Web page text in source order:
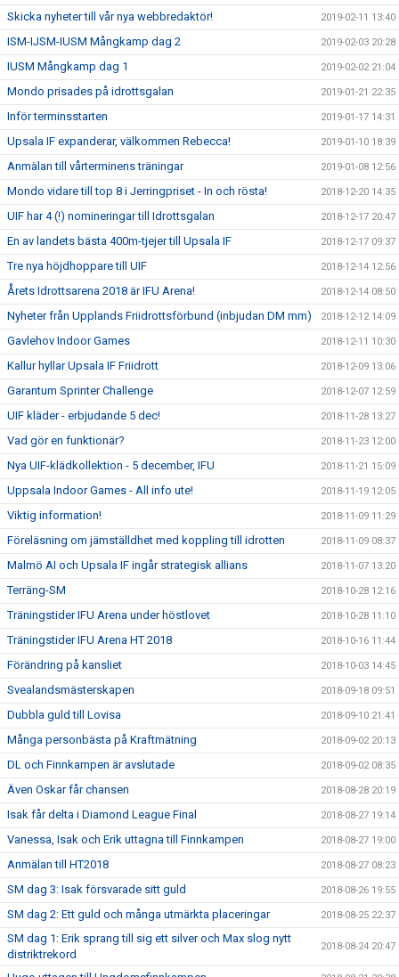
Skicka nyheter till vår nya webbredaktör! 2019-02-11 13:40
ISM-IJSM-IUSM Mångkamp dag 2 2019-02-03 20:28
IUSM Mångkamp dag 1 2019-02-02 21:04
Mondo prisades på idrottsgalan 2019-01-21 22:35
Inför terminsstarten 2019-01-17 14:31
Upsala IF expanderar, välkommen Rebecca! 2019-01-10 18:39
Anmälan till vårterminens träningar 2019-01-08 12:56
Mondo vidare till top 8 i Jerringpriset - In och rösta! 2018-12-20 14:35
UIF har 4 (!) nomineringar till Idrottsgalan 2018-12-17 20:47
En av landets bästa 400m-tjejer till Upsala IF 2018-12-17 09:37
Tre nya höjdhoppare till UIF 2018-12-14 12:56
Årets Idrottsarena 2018 är IFU Arena! 2018-12-14 08:50
Nyheter från Upplands Friidrottsförbund (inbjudan DM mm) 2018-12-12 14:09
Gavlehov Indoor Games 2018-12-11 10:30
Kallur hyllar Upsala IF Friidrott 2018-12-09 13:06
Garantum Sprinter Challenge 2018-12-07 12:59
UIF kläder - erbjudande 5 dec! 2018-11-28 13:27
Vad gör en funktionär? 2018-11-23 12:00
Nya UIF-klädkollektion - 5 december, IFU 2018-11-21 15:09
Uppsala Indoor Games - All info ute! 2018-11-19 12:05
Viktig information! 2018-11-09 11:29
Föreläsning om jämställdhet med koppling till idrotten 2018-11-09 08:37
Malmö AI och Upsala IF ingår strategisk allians 2018-11-07 13:20
Terräng-SM 2018-10-28 12:16
Träningstider IFU Arena under höstlovet 2018-10-28 11:10
Träningstider IFU Arena HT 2018 2018-10-16 11:44
Förändring på kansliet 2018-10-03 14:45
Svealandsmästerskapen 2018-09-18 09:51
Dubbla guld till Lovisa 2018-09-10 21:41
Många personbästa på Kraftmätning 2018-09-02 20:13
DL och Finnkampen är avslutade 2018-09-02 08:35
Även Oskar får chansen 2018-08-28 20:19
Isak får delta i Diamond League Final 2018-08-27 19:14
Vanessa, Isak och Erik uttagna till Finnkampen 2018-08-27 19:00
Anmälan till HT2018 2018-08-27 08:23
SM dag 3: Isak försvarade sitt guld 2018-08-26 19:55
SM dag 2: Ett guld och många utmärkta placeringar 2018-08-25 22:37
SM dag 1: Erik sprang till sig ett silver och Max slog nytt
distriktrekord
2018-08-24 20:47